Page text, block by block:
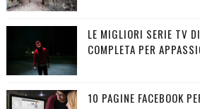
LE MIGLIORI SERIE TV
COMPLETA PER
10 PAGINE FACEBOOK